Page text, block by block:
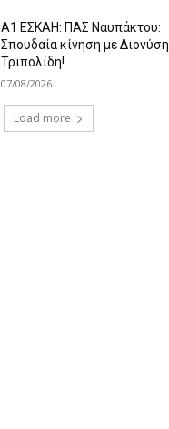
Α1 ΕΣΚΑΗ: ΠΑΣ Ναυπάκτου:
Σπουδαία κίνηση με Διονύση
Τριπολίδη!
07/08/2026
Load more